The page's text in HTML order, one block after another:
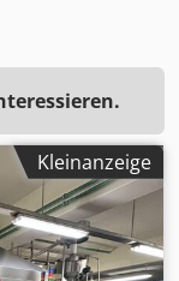
Kleinanzeige